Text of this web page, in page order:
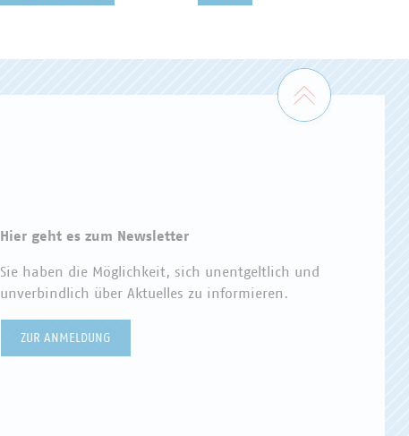
Zum
Hier geht es zum Newsletter
Sie haben die Möglichkeit, sich unentgeltlich und
unverbindlich über Aktuelles zu informieren.
ZUR ANMELDUNG